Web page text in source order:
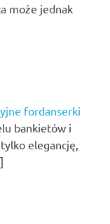
może jednak
fordanserki
bankietów i
elegancję,